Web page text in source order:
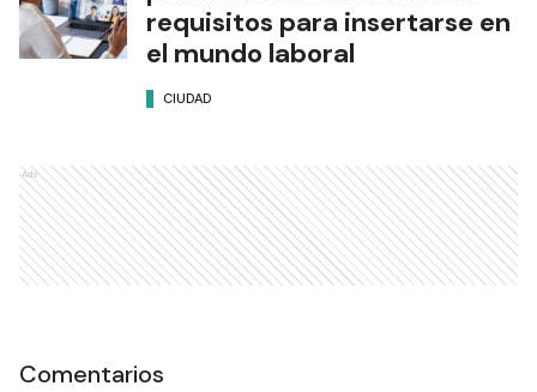
requisitos para insertarse en
el mundo laboral
CIUDAD
Ads
Comentarios